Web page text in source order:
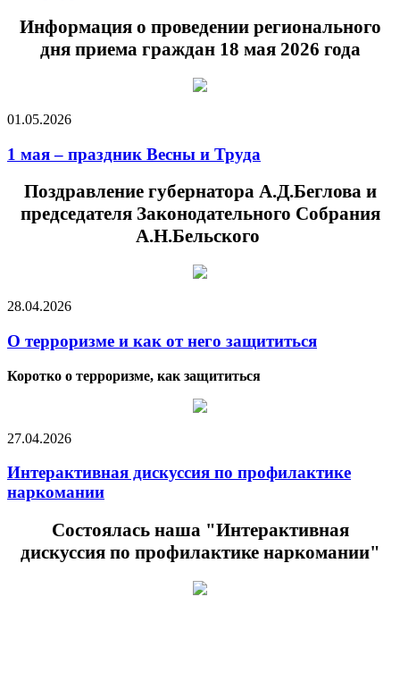
Информация о проведении регионального
дня приема граждан 18 мая 2026 года
01.05.2026
1 мая – праздник Весны и Труда
Поздравление губернатора А.Д.Беглова и
председателя Законодательного Собрания
А.Н.Бельского
28.04.2026
О терроризме и как от него защититься
Коротко о терроризме, как защититься
27.04.2026
Интерактивная дискуссия по профилактике
наркомании
Состоялась наша "Интерактивная
дискуссия по профилактике наркомании"